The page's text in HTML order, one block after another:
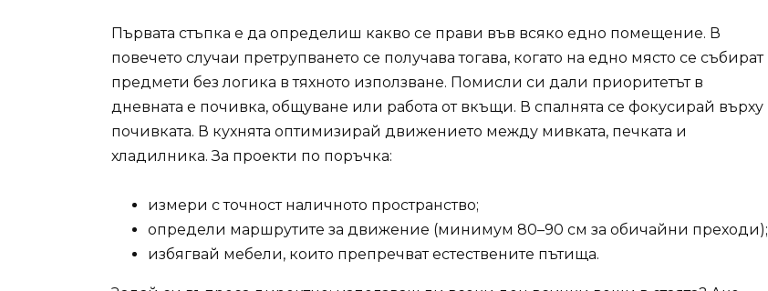
Първата стъпка е да определиш какво се прави във всяко едно помещение. В
повечето случаи претрупването се получава тогава, когато на едно място се събират
предмети без логика в тяхното използване. Помисли си дали приоритетът в
дневната е почивка, общуване или работа от вкъщи. В спалнята се фокусирай върху
почивката. В кухнята оптимизирай движението между мивката, печката и
хладилника. За проекти по поръчка:
измери с точност наличното пространство;
определи маршрутите за движение (минимум 80–90 см за обичайни преходи);
избягвай мебели, които препречват естествените пътища.